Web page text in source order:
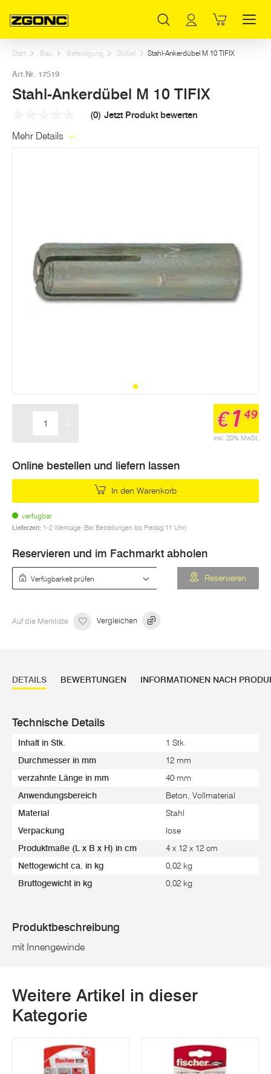
Start Bau Befestigung Dübel Stahl-Ankerdübel M 10 TIFIX
Art.Nr. 17519
Stahl-Ankerdübel M 10 TIFIX
Link
(0) Jetzt Produkt bewerten
Mehr Details
inkl. 20% MwSt.
€149
Online bestellen und liefern lassen
In den Warenkorb
verfügbar
Lieferzeit: 1-2 Werktage (Bei Bestellungen bis Freitag 11 Uhr)
Reservieren und im Fachmarkt abholen
Reservieren
Auf die Merkliste Vergleichen
DETAILS BEWERTUNGEN INFORMATIONEN NACH
Technische Details
Inhalt in Stk. 1 Stk.
Durchmesser in mm 12 mm
verzahnte Länge in mm 40 mm
Anwendungsbereich Beton, Vollmaterial
Material Stahl
Verpackung lose
Produktmaße (L x B x H) in cm 4 x 12 x 12 cm
Nettogewicht ca. in kg 0,02 kg
Bruttogewicht in kg 0,02 kg
Produktbeschreibung
mit Innengewinde
Weitere Artikel in dieser
Kategorie